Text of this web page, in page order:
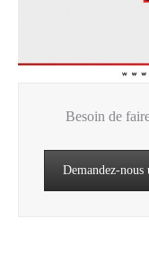
Besoin de
Demandez-nous